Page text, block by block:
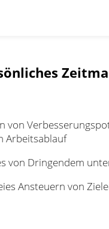
von
Arbeitsablauf
von Dringendem
Ansteuern von